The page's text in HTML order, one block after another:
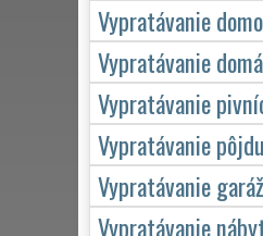
Vypratávanie
Vypratávanie
Vypratávanie
Vypratávanie pôjdu
Vypratávanie
Vypratávanie